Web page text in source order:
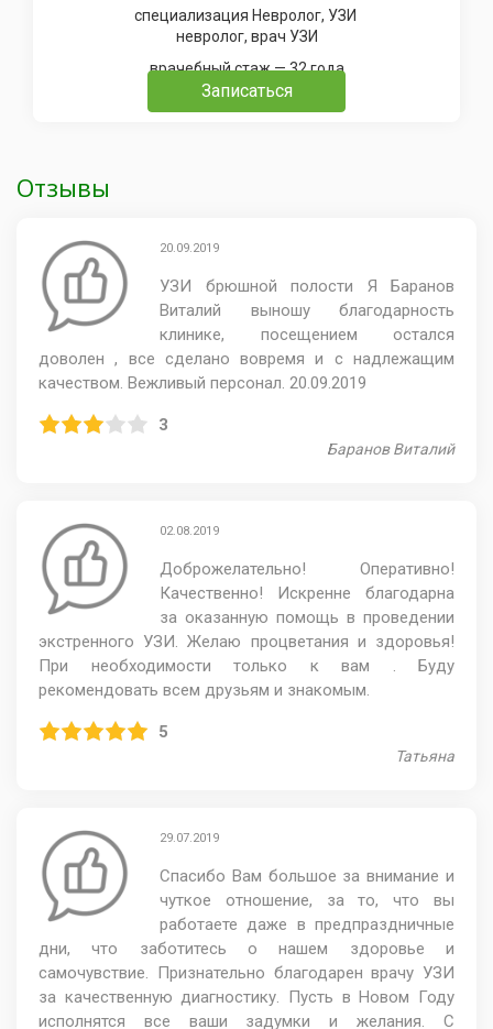
специализация Невролог, УЗИ
невролог, врач УЗИ
врачебный стаж — 32 года
Записаться
Отзывы
20.09.2019
УЗИ брюшной полости Я Баранов
Виталий выношу благодарность
клинике, посещением остался
доволен , все сделано вовремя и с надлежащим
качеством. Вежливый персонал. 20.09.2019
3
Баранов Виталий
02.08.2019
Доброжелательно! Оперативно!
Качественно! Искренне благодарна
за оказанную помощь в проведении
экстренного УЗИ. Желаю процветания и здоровья!
При необходимости только к вам . Буду
рекомендовать всем друзьям и знакомым.
5
Татьяна
29.07.2019
Спасибо Вам большое за внимание и
чуткое отношение, за то, что вы
работаете даже в предпраздничные
дни, что заботитесь о нашем здоровье и
самочувствие. Признательно благодарен врачу УЗИ
за качественную диагностику. Пусть в Новом Году
исполнятся все ваши задумки и желания. С